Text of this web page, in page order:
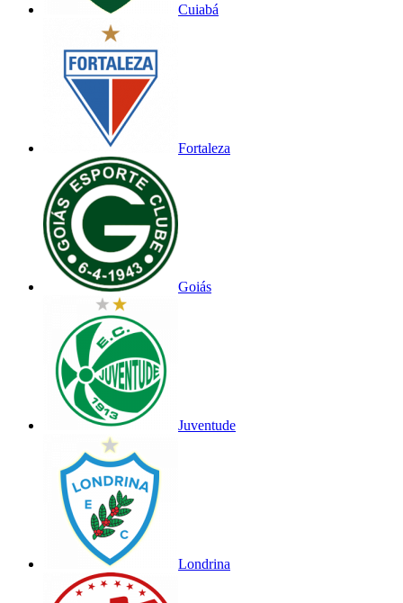
Cuiabá
Fortaleza
Goiás
Juventude
Londrina